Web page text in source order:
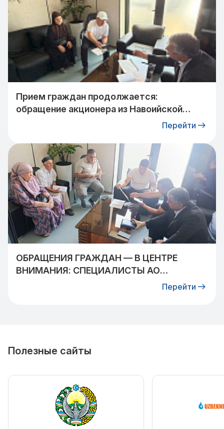
Прием граждан продолжается:
обращение акционера из Навоийской
Перейти
ОБРАЩЕНИЯ ГРАЖДАН — В ЦЕНТРЕ
ВНИМАНИЯ: СПЕЦИАЛИСТЫ АО
«УЗТРАНСГАЗ» ВСТРЕТИЛИСЬ СПерейти
Полезные сайты